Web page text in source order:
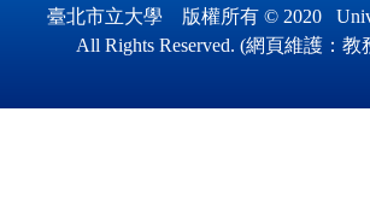
臺北市立大學 版權所有 © 2020
All Rights Reserved. (網頁維護 ： 教